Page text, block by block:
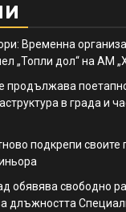
Временна
„Топли дол“ на АМ
продължава
в града и
подкрепи своите
обявява свободно
длъжността